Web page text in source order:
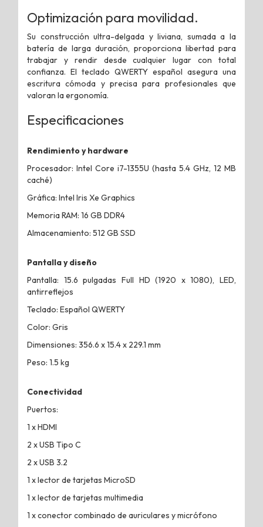
Optimización para movilidad.
Su construcción ultra-delgada y liviana, sumada a la
batería de larga duración, proporciona libertad para
trabajar y rendir desde cualquier lugar con total
confianza. El teclado QWERTY español asegura una
escritura cómoda y precisa para profesionales que
valoran la ergonomía.
Especificaciones
Rendimiento y hardware
Procesador: Intel Core i7-1355U (hasta 5.4 GHz, 12 MB
caché)
Gráfica: Intel Iris Xe Graphics
Memoria RAM: 16 GB DDR4
Almacenamiento: 512 GB SSD
Pantalla y diseño
Pantalla: 15.6 pulgadas Full HD (1920 x 1080), LED,
antirreflejos
Teclado: Español QWERTY
Color: Gris
Dimensiones: 356.6 x 15.4 x 229.1 mm
Peso: 1.5 kg
Conectividad
Puertos:
1 x HDMI
2 x USB Tipo C
2 x USB 3.2
1 x lector de tarjetas MicroSD
1 x lector de tarjetas multimedia
1 x conector combinado de auriculares y micrófono